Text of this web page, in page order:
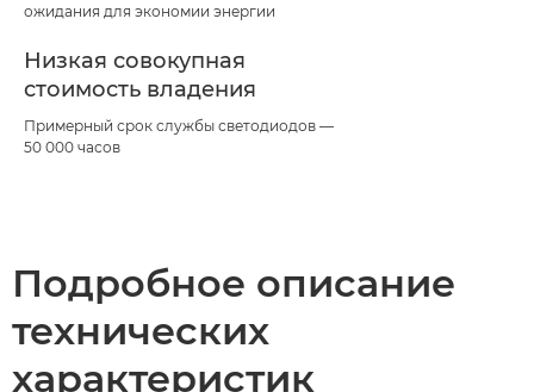
ожидания для экономии энергии
Низкая совокупная
стоимость владения
Примерный срок службы светодиодов —
50 000 часов
Подробное описание
технических
характеристик